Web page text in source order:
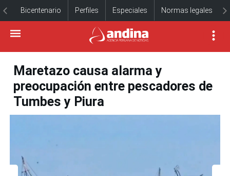
Bicentenario Perfiles Especiales Normas legales
Maretazo causa alarma y
preocupación entre pescadores de
Tumbes y Piura